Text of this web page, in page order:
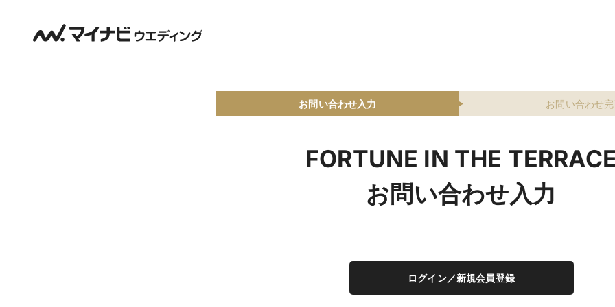
お問い合わせ入力 お問い合わせ
FORTUNE IN THE
お問い合わせ入力
ログイン／新規会員登録